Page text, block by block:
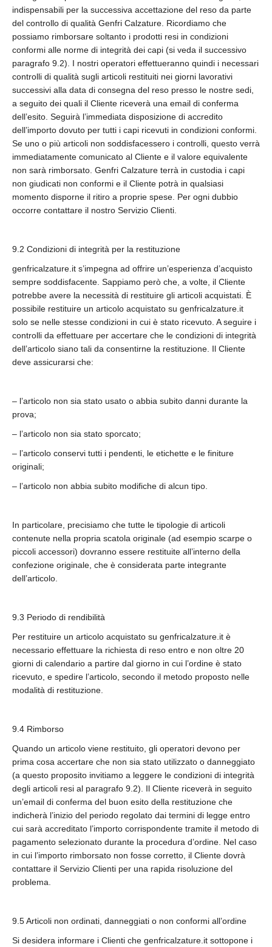
indispensabili per la successiva accettazione del reso da parte
del controllo di qualità Genfri Calzature. Ricordiamo che
possiamo rimborsare soltanto i prodotti resi in condizioni
conformi alle norme di integrità dei capi (si veda il successivo
paragrafo 9.2). I nostri operatori effettueranno quindi i necessari
controlli di qualità sugli articoli restituiti nei giorni lavorativi
successivi alla data di consegna del reso presso le nostre sedi,
a seguito dei quali il Cliente riceverà una email di conferma
dell’esito. Seguirà l’immediata disposizione di accredito
dell’importo dovuto per tutti i capi ricevuti in condizioni conformi.
Se uno o più articoli non soddisfacessero i controlli, questo verrà
immediatamente comunicato al Cliente e il valore equivalente
non sarà rimborsato. Genfri Calzature terrà in custodia i capi
non giudicati non conformi e il Cliente potrà in qualsiasi
momento disporne il ritiro a proprie spese. Per ogni dubbio
occorre contattare il nostro Servizio Clienti.
9.2 Condizioni di integrità per la restituzione
genfricalzature.it s’impegna ad offrire un’esperienza d’acquisto
sempre soddisfacente. Sappiamo però che, a volte, il Cliente
potrebbe avere la necessità di restituire gli articoli acquistati. È
possibile restituire un articolo acquistato su genfricalzature.it
solo se nelle stesse condizioni in cui è stato ricevuto. A seguire i
controlli da effettuare per accertare che le condizioni di integrità
dell’articolo siano tali da consentirne la restituzione. Il Cliente
deve assicurarsi che:
– l’articolo non sia stato usato o abbia subito danni durante la
prova;
– l’articolo non sia stato sporcato;
– l’articolo conservi tutti i pendenti, le etichette e le finiture
originali;
– l’articolo non abbia subito modifiche di alcun tipo.
In particolare, precisiamo che tutte le tipologie di articoli
contenute nella propria scatola originale (ad esempio scarpe o
piccoli accessori) dovranno essere restituite all’interno della
confezione originale, che è considerata parte integrante
dell’articolo.
9.3 Periodo di rendibilità
Per restituire un articolo acquistato su genfricalzature.it è
necessario effettuare la richiesta di reso entro e non oltre 20
giorni di calendario a partire dal giorno in cui l’ordine è stato
ricevuto, e spedire l’articolo, secondo il metodo proposto nelle
modalità di restituzione.
9.4 Rimborso
Quando un articolo viene restituito, gli operatori devono per
prima cosa accertare che non sia stato utilizzato o danneggiato
(a questo proposito invitiamo a leggere le condizioni di integrità
degli articoli resi al paragrafo 9.2). Il Cliente riceverà in seguito
un’email di conferma del buon esito della restituzione che
indicherà l’inizio del periodo regolato dai termini di legge entro
cui sarà accreditato l’importo corrispondente tramite il metodo di
pagamento selezionato durante la procedura d’ordine. Nel caso
in cui l’importo rimborsato non fosse corretto, il Cliente dovrà
contattare il Servizio Clienti per una rapida risoluzione del
problema.
9.5 Articoli non ordinati, danneggiati o non conformi all’ordine
Si desidera informare i Clienti che genfricalzature.it sottopone i